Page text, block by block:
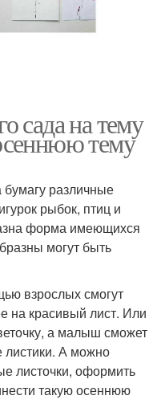
сада на тему
тему
бумагу различные
рыбок, птиц и
форма имеющихся
могут быть
взрослых смогут
на красивый лист. Или
а малыш сможет
листики. А можно
листочки, оформить
такую осеннюю